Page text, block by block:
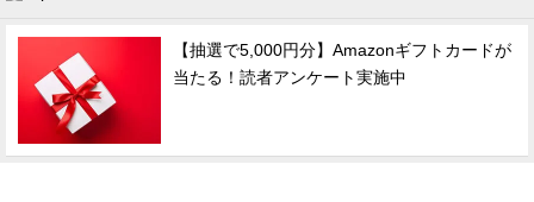
【抽選で5,000円分】Amazonギフトカードが
当たる！読者アンケート実施中